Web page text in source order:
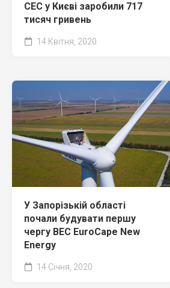
СЕС у Києві заробили 717
тисяч гривень
14 Квітня, 2020
У Запорізькій області
почали будувати першу
чергу ВЕС EuroCape New
Energy
14 Січня, 2020